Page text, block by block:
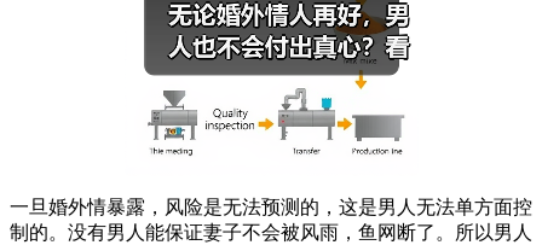
一旦婚外情暴露，风险是无法预测的，这是男人无法单方面控
制的。没有男人能保证妻子不会被风雨，鱼网断了。所以男人